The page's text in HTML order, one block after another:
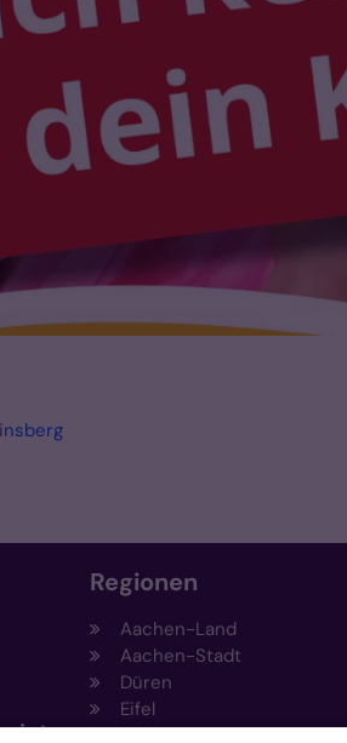
Regionen
Aachen-Land
Aachen-Stadt
Düren
Eifel
Heinsberg